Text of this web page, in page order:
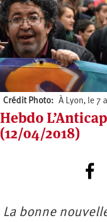
Crédit Photo À Lyon, le 7
Hebdo
(12/04/2018)
La bonne